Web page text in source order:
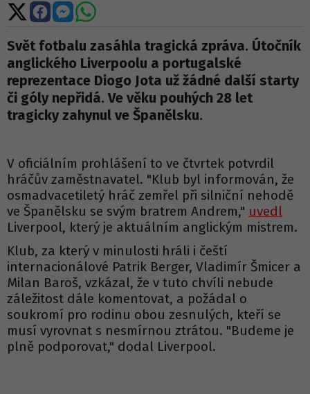
Sdílet
na
X
Sdílet
na
Facebooku
Sdílet
na
Messengeru
Sdílet
WhatsApp
Svět fotbalu zasáhla tragická zpráva. Útočník
anglického Liverpoolu a portugalské
reprezentace Diogo Jota už žádné další starty
či góly nepřidá. Ve věku pouhých 28 let
tragicky zahynul ve Španělsku.
V oficiálním prohlášení to ve čtvrtek potvrdil
hráčův zaměstnavatel. "Klub byl informován, že
osmadvacetiletý hráč zemřel při silniční nehodě
ve Španělsku se svým bratrem Andrem," uvedl
Liverpool, který je aktuálním anglickým mistrem.
Klub, za který v minulosti hráli i čeští
internacionálové Patrik Berger, Vladimír Šmicer a
Milan Baroš, vzkázal, že v tuto chvíli nebude
záležitost dále komentovat, a požádal o
soukromí pro rodinu obou zesnulých, kteří se
musí vyrovnat s nesmírnou ztrátou. "Budeme je
plně podporovat," dodal Liverpool.